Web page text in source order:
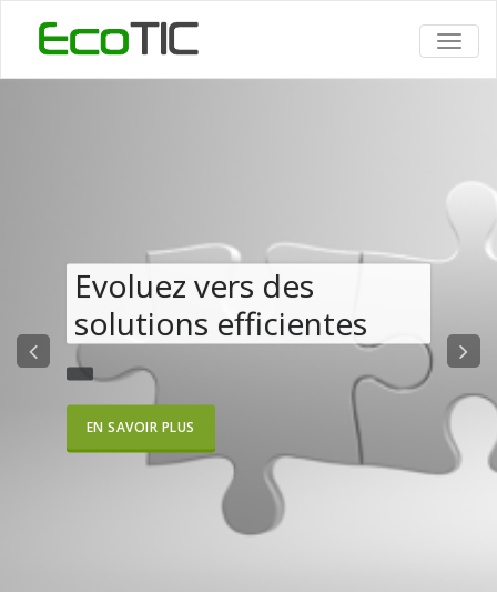
Evoluez vers des
solutions efficientes
EN SAVOIR PLUS